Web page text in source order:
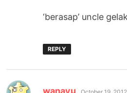
‘berasap’ uncle
REPLY
wanayu says: